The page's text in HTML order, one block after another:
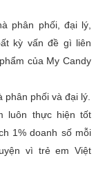
phân phối, đại lý,
kỳ vấn đề gì liên
của My Candy
phối và đại lý.
luôn thực hiện tốt
1% doanh số mỗi
vì trẻ em Việt